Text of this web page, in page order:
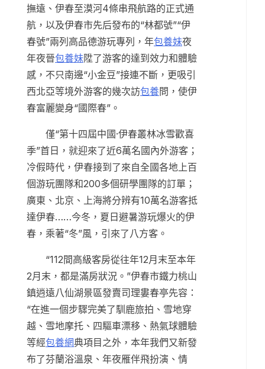
撫遠、伊春至漠河4條串飛航路的正式通
航，以及伊春市先后發布的“林都號”“伊
春號”兩列高品德游玩專列，年包養妹夜
年夜晉包養妹陞了游客的達到效力和體驗
感，不只南邊“小金豆”接連不斷，更吸引
西北亞等境外游客的幾次訪包養問，使伊
春富麗變身“國際春”。
僅“第十四屆中國·伊春叢林冰雪歡喜
季”首日，就迎來了近6萬名國內外游客；
冷假時代，伊春接到了來自全國各地上百
個游玩團隊和200多個研學團隊的訂單；
廣東、北京、上海將分辨有10萬名游客抵
達伊春……今冬，夏日避暑游玩爆火的伊
春，乘著“冬”風，引來了八方客。
“112間高級客房從往年12月末至本年
2月末，都是滿房狀況。”伊春市鐵力桃山
鎮逍遠八仙湖景區發賣司理婁春亭先容：
“在進一個步驟完美了馴鹿旅拍、雪地穿
越、雪地摩托、四驅車漂移、熱氣球體驗
等經包養網典項目之外，本年我們又新發
布了芬蘭浴溫泉、年夜雁伴飛扮演、情